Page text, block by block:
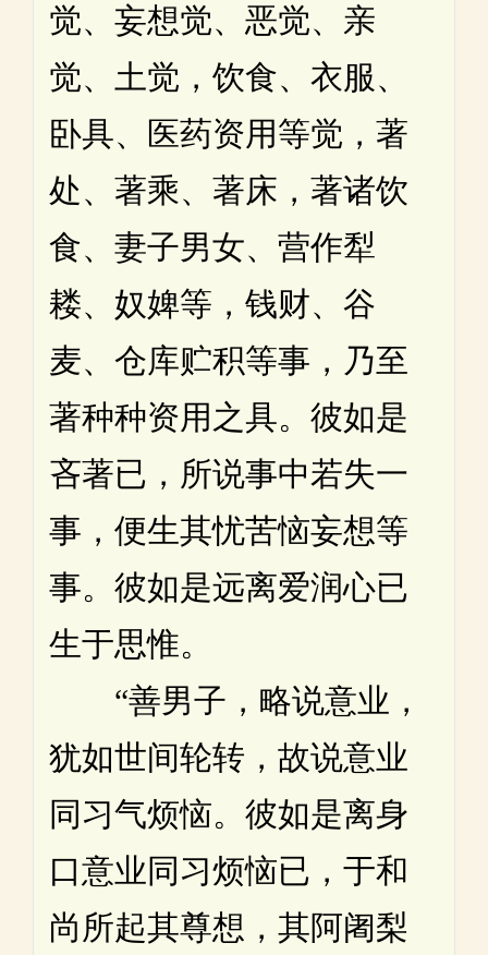
觉、妄想觉、恶觉、亲
觉、土觉，饮食、衣服、
卧具、医药资用等觉，著
处、著乘、著床，著诸饮
食、妻子男女、营作犁
耧、奴婢等，钱财、谷
麦、仓库贮积等事，乃至
著种种资用之具。彼如是
吝著已，所说事中若失一
事，便生其忧苦恼妄想等
事。彼如是远离爱润心已
生于思惟。
“善男子，略说意业，
犹如世间轮转，故说意业
同习气烦恼。彼如是离身
口意业同习烦恼已，于和
尚所起其尊想，其阿阇梨